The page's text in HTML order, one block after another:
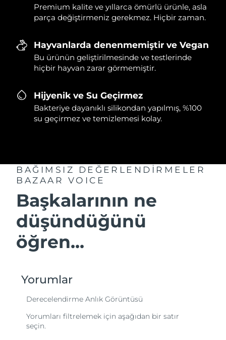
Premium kalite ve yıllarca ömürlü ürünle, asla
parça değiştirmeniz gerekmez. Hiçbir zaman.
Hayvanlarda denenmemiştir ve Vegan
Bu ürünün geliştirilmesinde ve testlerinde
hiçbir hayvan zarar görmemiştir.
Hijyenik ve Su Geçirmez
Bakteriye dayanıklı silikondan yapılmış, %100
su geçirmez ve temizlemesi kolay.
BAĞIMSIZ DEĞERLENDİRMELER
BAZAAR VOICE
Başkalarının ne
düşündüğünü
öğren...